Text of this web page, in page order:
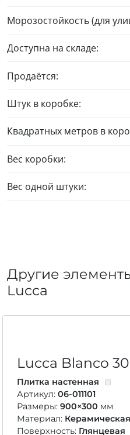
Морозостойкость (для
Доступна на складе:
Продаётся:
Штук в коробке:
Квадратных метров в
Вес коробки:
Вес одной штуки:
Другие
Lucca
Lucca Blanco
Плитка настенная
Артикул: 06-011101
Размеры: 900×300 мм
Материал:
Поверхность: Глянцевая